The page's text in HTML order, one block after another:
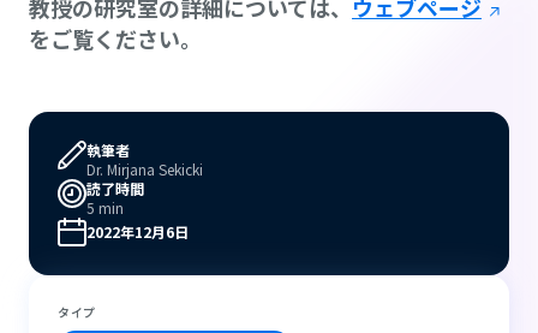
教授の研究室の詳細については、 ウェブページ
をご覧ください。
執筆者
Dr. Mirjana Sekicki
読了時間
5 min
2022年12月6日
タイプ